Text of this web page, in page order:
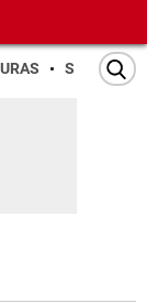
SAN PEDRO